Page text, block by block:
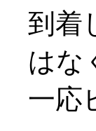
到着
はな
一応